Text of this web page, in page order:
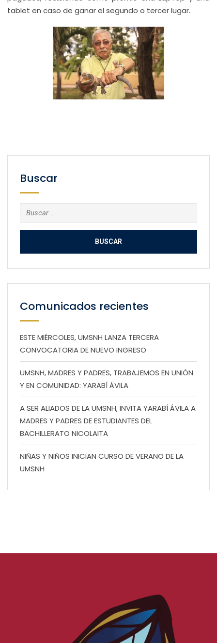
tablet en caso de ganar el segundo o tercer lugar.
Buscar
Buscar:
Comunicados recientes
ESTE MIÉRCOLES, UMSNH LANZA TERCERA
CONVOCATORIA DE NUEVO INGRESO
UMSNH, MADRES Y PADRES, TRABAJEMOS EN UNIÓN
Y EN COMUNIDAD: YARABÍ ÁVILA
A SER ALIADOS DE LA UMSNH, INVITA YARABÍ ÁVILA A
MADRES Y PADRES DE ESTUDIANTES DEL
BACHILLERATO NICOLAITA
NIÑAS Y NIÑOS INICIAN CURSO DE VERANO DE LA
UMSNH